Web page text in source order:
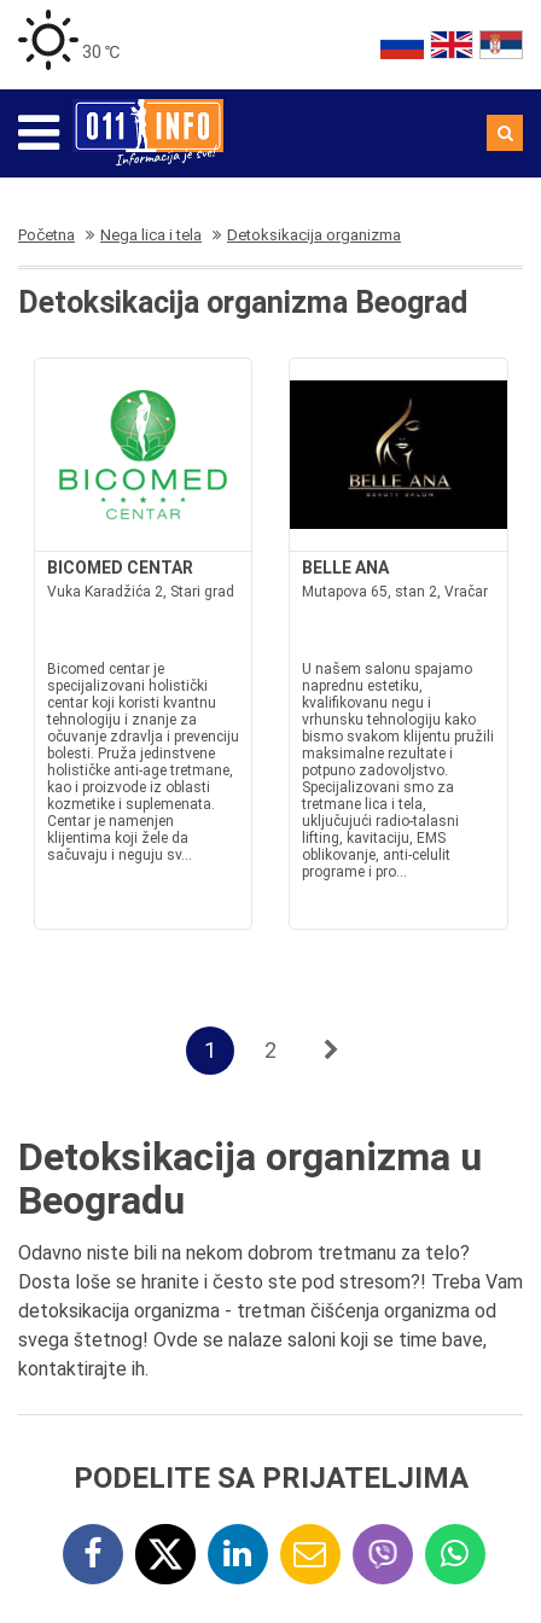
30 ℃
Početna Nega lica i tela Detoksikacija organizma
Detoksikacija organizma Beograd
BICOMED CENTAR
Vuka Karadžića 2, Stari grad
Bicomed centar je
specijalizovani holistički
centar koji koristi kvantnu
tehnologiju i znanje za
očuvanje zdravlja i prevenciju
bolesti. Pruža jedinstvene
holističke anti-age tretmane,
kao i proizvode iz oblasti
kozmetike i suplemenata.
Centar je namenjen
klijentima koji žele da
sačuvaju i neguju sv...
BELLE ANA
Mutapova 65, stan 2, Vračar
U našem salonu spajamo
naprednu estetiku,
kvalifikovanu negu i
vrhunsku tehnologiju kako
bismo svakom klijentu pružili
maksimalne rezultate i
potpuno zadovoljstvo.
Specijalizovani smo za
tretmane lica i tela,
uključujući radio-talasni
lifting, kavitaciju, EMS
oblikovanje, anti-celulit
programe i pro...
1 2
Detoksikacija organizma u
Beogradu
Odavno niste bili na nekom dobrom tretmanu za telo?
Dosta loše se hranite i često ste pod stresom?! Treba Vam
detoksikacija organizma - tretman čišćenja organizma od
svega štetnog! Ovde se nalaze saloni koji se time bave,
kontaktirajte ih.
PODELITE SA PRIJATELJIMA